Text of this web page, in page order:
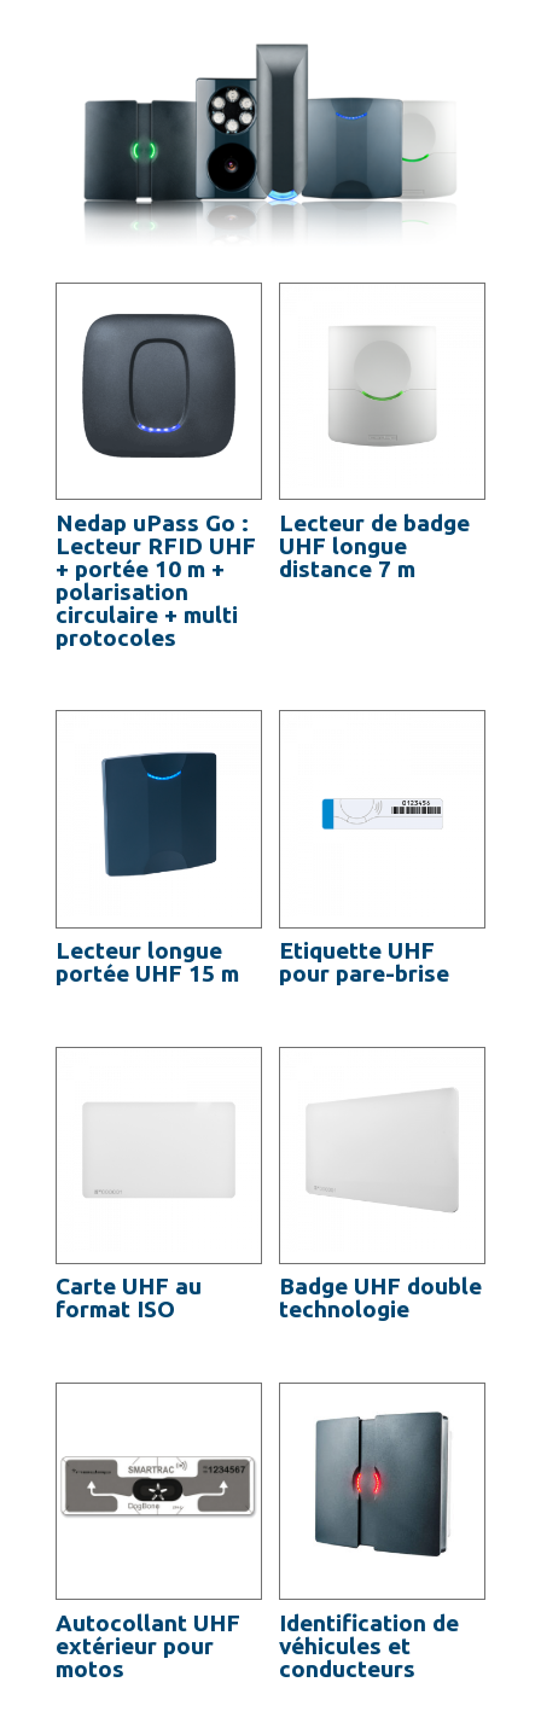
Nedap uPass Go :
Lecteur RFID UHF
+ portée 10 m +
polarisation
circulaire + multi
protocoles
Lecteur de badge
UHF longue
distance 7 m
Lecteur longue
portée UHF 15 m
Etiquette UHF
pour pare-brise
Carte UHF au
format ISO
Badge UHF double
technologie
Autocollant UHF
extérieur pour
motos
Identification de
véhicules et
conducteurs